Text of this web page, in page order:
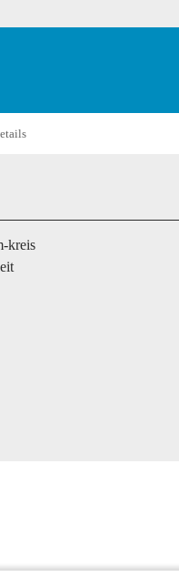
kreis